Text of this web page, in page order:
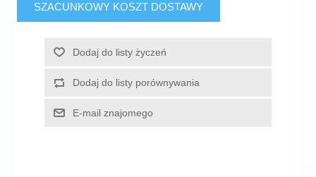
SZACUNKOWY KOSZT DOSTAWY
Dodaj do listy życzeń
Dodaj do listy porównywania
E-mail znajomego